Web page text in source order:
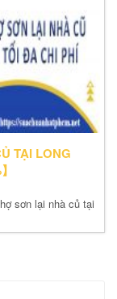
TẠI LONG
sơn lại nhà củ tại